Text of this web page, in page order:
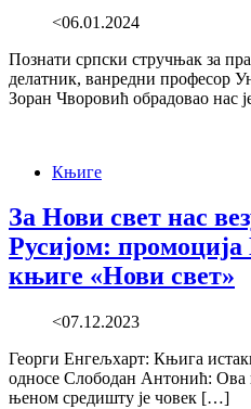
<06.01.2024
Познати српски стручњак за
делатник, ванредни професор
Зоран Чворовић обрадовао нас
Књиге
За Нови свет нас
Русијом:
књиге «Нови свет»
<07.12.2023
Георги Енгељхарт: Књига
односе Слободан Антонић: Ова
њеном средишту је човек […]